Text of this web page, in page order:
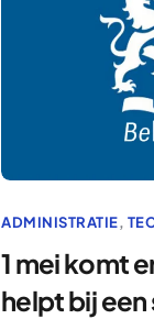
ADMINISTRATIE,
1 mei komt
helpt bij